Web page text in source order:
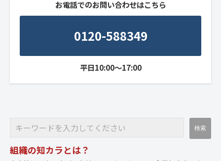
お電話でのお問い合わせはこちら
0120-588349
平日10:00～17:00
組織の知カラとは？